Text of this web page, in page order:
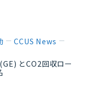
CCUS News
とCO2回収ロー